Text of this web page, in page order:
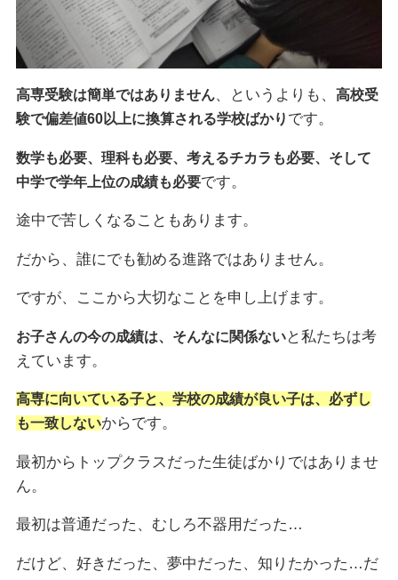
高専受験は簡単ではありません、というよりも、 高校受
験で偏差値60以上に換算される学校ばかり です。
数学も必要、理科も必要、考えるチカラも必要、そして
中学で学年上位の成績も必要です。
途中で苦しくなることもあります。
だから、誰にでも勧める進路ではありません。
ですが、ここから大切なことを申し上げます。
お子さんの今の成績は、そんなに関係ないと私たちは考
えています。
高専に向いている子と、学校の成績が良い子は、必ずし
も一致しないからです。
最初からトップクラスだった生徒ばかりではありませ
ん。
最初は普通だった、むしろ不器用だった…
だけど、好きだった、夢中だった、知りたかった…だ